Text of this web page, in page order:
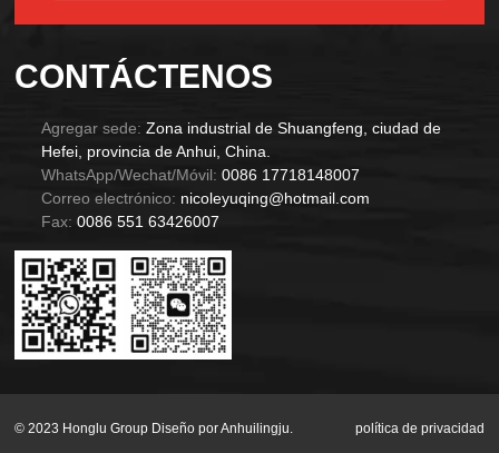
CONTÁCTENOS
Agregar sede: Zona industrial de Shuangfeng, ciudad de
Hefei, provincia de Anhui, China.
WhatsApp/Wechat/Móvil: 0086 17718148007
Correo electrónico: nicoleyuqing@hotmail.com
Fax: 0086 551 63426007
© 2023 Honglu Group Diseño por Anhuilingju. política de privacidad